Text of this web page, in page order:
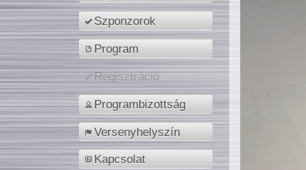
Szponzorok
Program
Regisztráció
Programbizottság
Versenyhelyszín
Kapcsolat